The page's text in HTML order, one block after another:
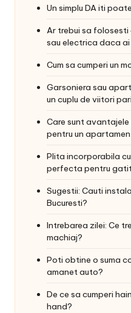
Un simplu DA iti
Ar trebui sa
sau electrica daca
Cum sa cumperi un
Garsoniera sau
un cuplu de viitori
Care sunt
pentru un
Plita incorporabila
perfecta pentru
Sugestii: Cauti
Bucuresti?
Intrebarea zilei: Ce
machiaj?
Poti obtine o suma
amanet auto?
De ce sa cumperi
hand?